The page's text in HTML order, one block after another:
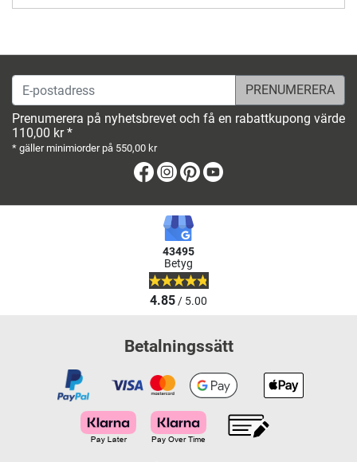
E-postadress
Prenumerera på nyhetsbrevet och få en rabattkupong värde
110,00 kr *
* gäller minimiorder på 550,00 kr
Facebook
Instagram
Pinterest
43495
Betyg
4.85/ 5.00
Betalningssätt